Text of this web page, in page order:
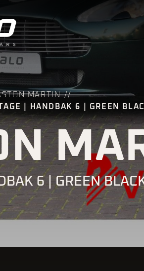
MARTIN
| HANDBAK 6 | GREEN
6 | GREEN